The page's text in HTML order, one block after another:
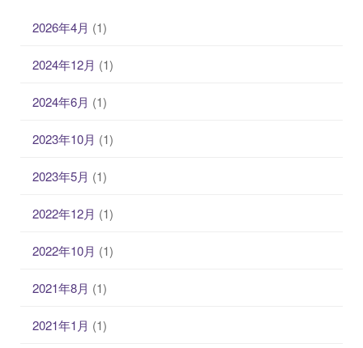
2026年4月 (1)
2024年12月 (1)
2024年6月 (1)
2023年10月 (1)
2023年5月 (1)
2022年12月 (1)
2022年10月 (1)
2021年8月 (1)
2021年1月 (1)